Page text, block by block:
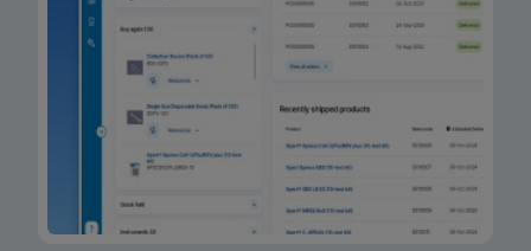
Xpert Xpress CoV-2/Flu/RSV plus IFU (English)
(GeneXpert or Infinity System) (EUA)
Folheto informativo
Xpert Xpress CoV-2/Flu/RSV plus IFU CE-IVD
(English-Australia) (GeneXpert System)